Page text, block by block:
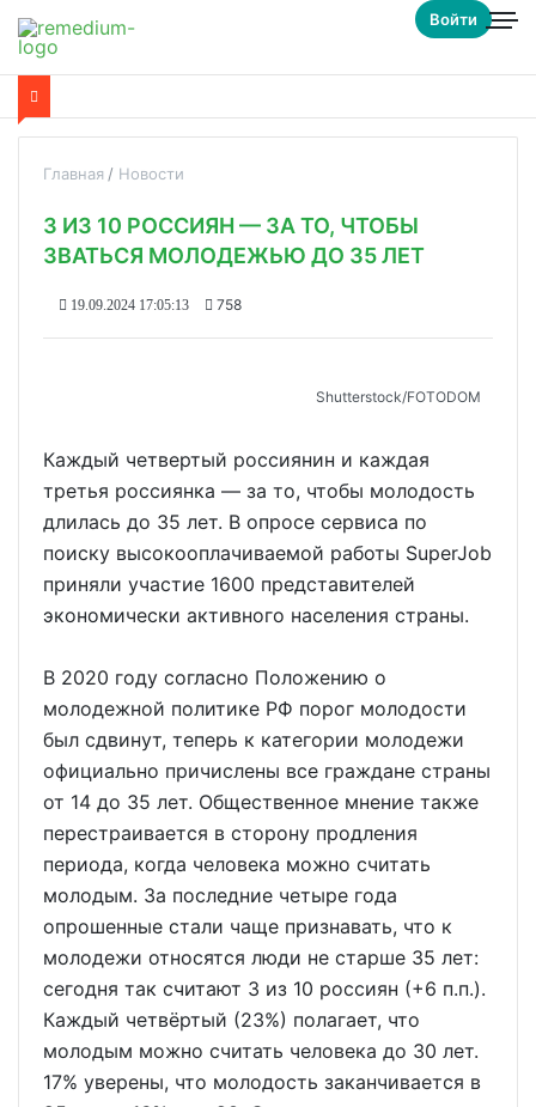
Войти
Главная Новости
3 ИЗ 10 РОССИЯН — ЗА ТО, ЧТОБЫ
ЗВАТЬСЯ МОЛОДЕЖЬЮ ДО 35 ЛЕТ
19.09.2024 17:05:13 758
Shutterstoсk/FOTODOM
Каждый четвертый россиянин и каждая
третья россиянка — за то, чтобы молодость
длилась до 35 лет. В опросе сервиса по
поиску высокооплачиваемой работы SuperJob
приняли участие 1600 представителей
экономически активного населения страны.
В 2020 году согласно Положению о
молодежной политике РФ порог молодости
был сдвинут, теперь к категории молодежи
официально причислены все граждане страны
от 14 до 35 лет. Общественное мнение также
перестраивается в сторону продления
периода, когда человека можно считать
молодым. За последние четыре года
опрошенные стали чаще признавать, что к
молодежи относятся люди не старше 35 лет:
сегодня так считают 3 из 10 россиян (+6 п.п.).
Каждый четвёртый (23%) полагает, что
молодым можно считать человека до 30 лет.
17% уверены, что молодость заканчивается в